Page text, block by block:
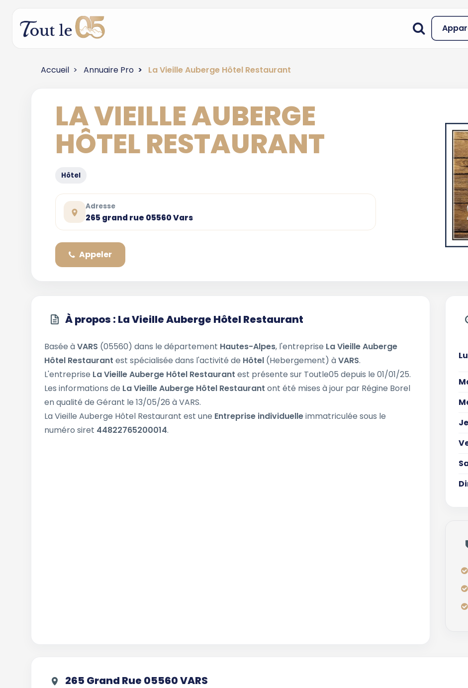
Accueil Annuaire Pro La Vieille Auberge Hôtel Restaurant
LA VIEILLE AUBERGE
HÔTEL RESTAURANT
Hôtel
Adresse
265 grand rue 05560 Vars
Appeler
À propos : La Vieille Auberge Hôtel Restaurant
Basée àVARS (05560) dans le département Hautes-Alpes, l'entreprise La Vieille Auberge
Hôtel Restaurant est spécialisée dans l'activité de Hôtel (Hebergement) àVARS.
L'entreprise La Vieille Auberge Hôtel Restaurant est présente sur Toutle05 depuis le 01/01/25.
Les informations de La Vieille Auberge Hôtel Restaurant ont été mises à jour par Régine Borel
en qualité de Gérant le 13/05/26 à VARS.
La Vieille Auberge Hôtel Restaurant est une Entreprise individuelleimmatriculée sous le
numéro siret 44822765200014.
265 Grand Rue 05560 VARS